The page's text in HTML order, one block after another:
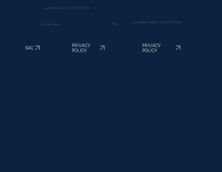
Estados Unidos Peru
comex@inata.global +55 34 3277-1400
SAC
PRIVACY
POLICY
PRIVACY
POLICY
sac@inata.com.br +55 34 3277-1400